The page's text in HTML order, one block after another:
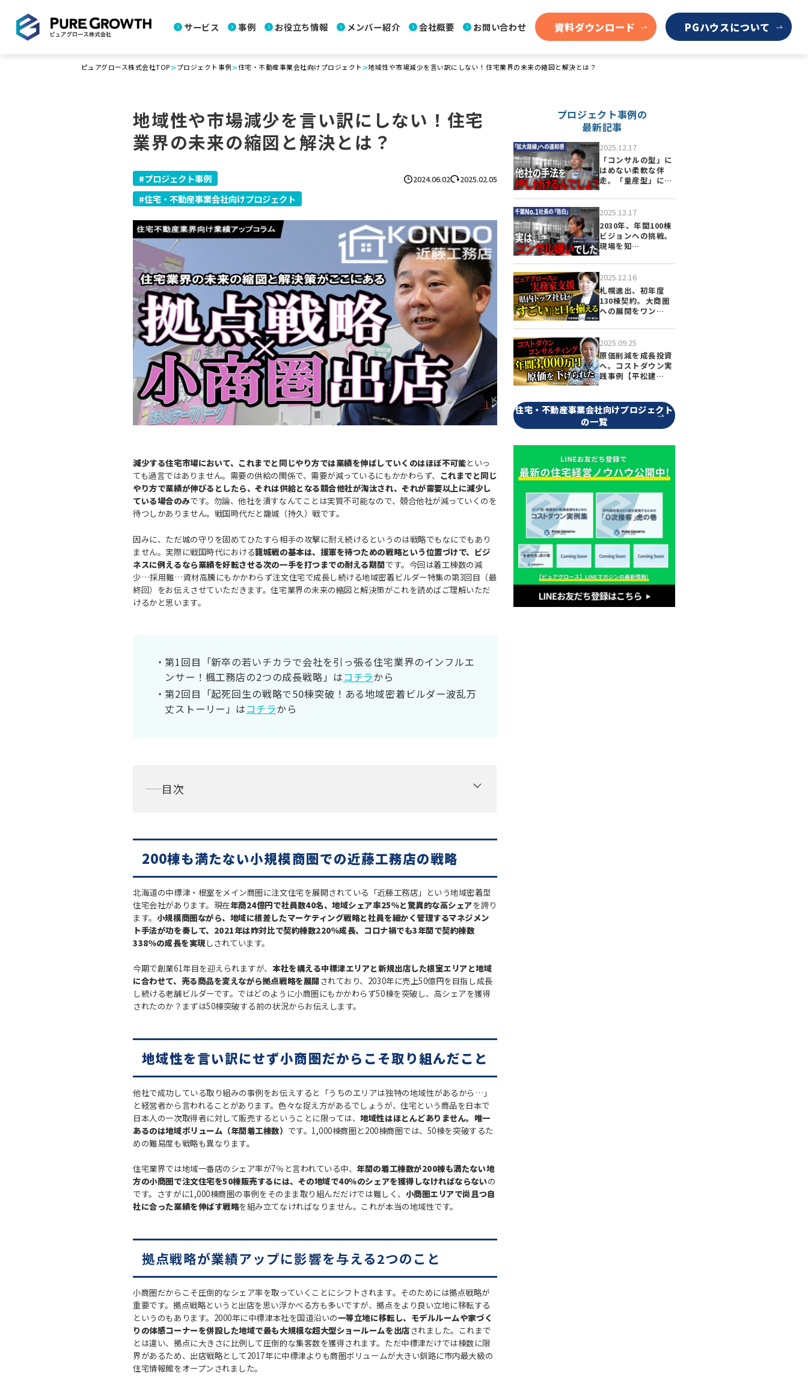
サービス 事例 お役立ち情報 メンバー紹介 会社概要 お問い合わせ 資料ダウンロード PGハウスについて
ピュアグロース株式会社TOP > プロジェクト事例 >住宅・不動産事業会社向けプロジェクト >地域性や市場減少を言い訳にしない！住宅業界の未来の縮図と解決とは？
地域性や市場減少を言い訳にしない！住宅
業界の未来の縮図と解決とは？
2024.06.02 2025.02.05
プロジェクト事例
住宅・不動産事業会社向けプロジェクト
減少する住宅市場において、これまでと同じやり方では業績を伸ばしていくのはほぼ不可能といっ
ても過言ではありません。需要の供給の関係で、需要が減っているにもかかわらず、 これまでと同じ
やり方で業績が伸びるとしたら、それは供給となる競合他社が淘汰され、それが需要以上に減少し
ている場合のみです。勿論、他社を潰すなんてことは実質不可能なので、競合他社が減っていくのを
待つしかありません。戦国時代だと籠城（持久）戦です。
因みに、ただ城の守りを固めてひたすら相手の攻撃に耐え続けるというのは戦略でもなにでもあり
ません。実際に戦国時代における籠城戦の基本は、援軍を待つための戦略という位置づけで、ビジ
ネスに例えるなら業績を好転させる次の一手を打つまでの耐える期間です。今回は着工棟数の減
少…採用難…資材高騰にもかかわらず注文住宅で成長し続ける地域密着ビルダー特集の第3回目（最
終回）をお伝えさせていただきます。住宅業界の未来の縮図と解決策がこれを読めばご理解いただ
けるかと思います。
第1回目「新卒の若いチカラで会社を引っ張る住宅業界のインフルエ
ンサー！楓工務店の2つの成長戦略」はコチラから
第2回目「起死回生の戦略で50棟突破！ある地域密着ビルダー波乱万
丈ストーリー」はコチラから
目次
200棟も満たない小規模商圏での近藤工務店の戦略
北海道の中標津・根室をメイン商圏に注文住宅を展開されている「近藤工務店」という地域密着型
住宅会社があります。現在年商24億円で社員数40名、地域シェア率25％と驚異的な高シェアを誇り
ます。 小規模商圏ながら、地域に根差したマーケティング戦略と社員を細かく管理するマネジメン
ト手法が功を奏して、2021年は昨対比で契約棟数220％成長、コロナ禍でも3年間で契約棟数
338％の成長を実現しされています。
今期で創業61年目を迎えられますが、 本社を構える中標津エリアと新規出店した根室エリアと地域
に合わせて、売る商品を変えながら拠点戦略を展開されており、2030年に売上50億円を目指し成長
し続ける老舗ビルダーです。ではどのように小商圏にもかかわらず50棟を突破し、高シェアを獲得
されたのか？まずは50棟突破する前の状況からお伝えします。
地域性を言い訳にせず小商圏だからこそ取り組んだこと
他社で成功している取り組みの事例をお伝えすると「うちのエリアは独特の地域性があるから…」
と経営者から言われることがあります。色々な捉え方があるでしょうが、住宅という商品を日本で
日本人の一次取得者に対して販売するということに限っては、地域性はほとんどありません。唯一
あるのは地域ボリューム（年間着工棟数） です。1,000棟商圏と200棟商圏では、50棟を突破するた
めの難易度も戦略も異なります。
住宅業界では地域一番店のシェア率が7％と言われている中、 年間の着工棟数が200棟も満たない地
方の小商圏で注文住宅を50棟販売するには、その地域で40％のシェアを獲得しなければならないの
です。さすがに1,000棟商圏の事例をそのまま取り組んだだけでは難しく、 小商圏エリアで尚且つ自
社に合った業績を伸ばす戦略を組み立てなければなりません。これが本当の地域性です。
拠点戦略が業績アップに影響を与える2つのこと
小商圏だからこそ圧倒的なシェア率を取っていくことにシフトされます。そのためには拠点戦略が
重要です。拠点戦略というと出店を思い浮かべる方も多いですが、拠点をより良い立地に移転する
というのもあります。2000年に中標津本社を国道沿いの一等立地に移転し、モデルルームや家づく
りの体感コーナーを併設した地域で最も大規模な超大型ショールームを出店されました。これまで
とは違い、拠点に大きさに比例して圧倒的な集客数を獲得されます。ただ中標津だけでは棟数に限
界があるため、出店戦略として2017年に中標津よりも商圏ボリュームが大きい釧路に市内最大級の
住宅情報館をオープンされました。
プロジェクト事例の
最新記事
2025.12.17
「コンサルの型」に
はめない柔軟な伴
走。「量産型」に…
2025.12.17
2030年、年間100棟
ビジョンへの挑戦。
現場を知…
2025.12.16
札幌進出、初年度
130棟契約。大商圏
への展開をワン…
2025.09.25
原価削減を成長投資
へ。コストダウン実
践事例【平松建…
住宅・不動産事業会社向けプロジェクト
の一覧